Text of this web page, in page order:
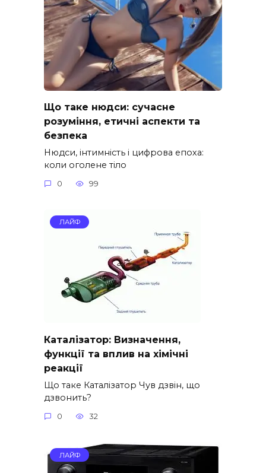
Що таке нюдси: сучасне
розуміння, етичні аспекти та
безпека
Нюдси, інтимність і цифрова епоха:
коли оголене тіло
0 99
ЛАЙФ
Каталізатор: Визначення,
функції та вплив на хімічні
реакції
Що таке Каталізатор Чув дзвін, що
дзвонить?
0 32
ЛАЙФ